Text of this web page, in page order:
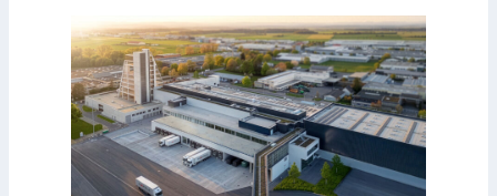
s
c
h
i
n
e
n
b